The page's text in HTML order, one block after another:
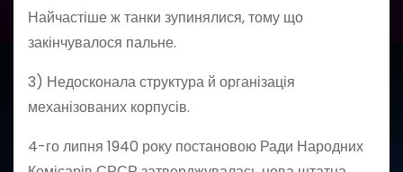
Найчастіше ж танки зупинялися, тому що
закінчувалося пальне.
3) Недосконала структура й організація
механізованих корпусів.
4-го липня 1940 року постановою Ради Народних